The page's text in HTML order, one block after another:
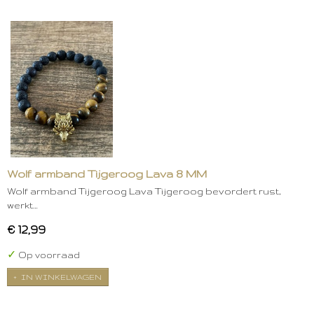
Wolf armband Tijgeroog Lava 8 MM
Wolf armband Tijgeroog Lava Tijgeroog bevordert rust,
werkt…
€ 12,99
✓ Op voorraad
IN WINKELWAGEN